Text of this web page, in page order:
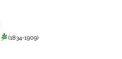
(1834-1909)